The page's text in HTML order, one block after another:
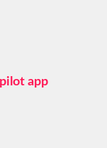
app